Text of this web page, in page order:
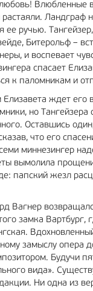
Ландграф
ее ручью.
Битерольф –
и воспевает
спасает
к паломникам и
ждет
но
Оставшись
что его
миннезингер
вымолила
папский жезл
Вагнер
замка Вартбург,
замыслу опера
Будучи
вида».
Ни одна из